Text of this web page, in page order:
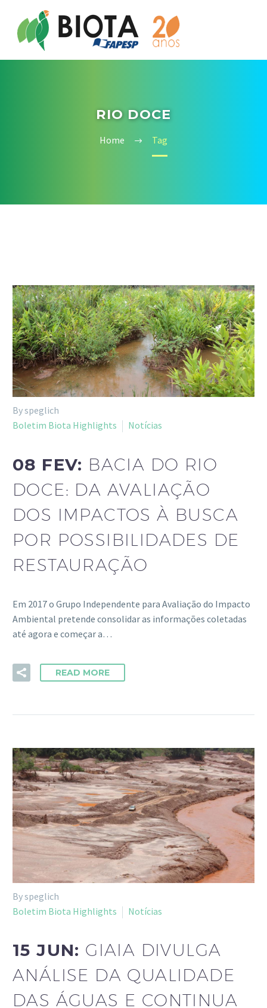
RIO DOCE
Home Tag
By speglich
Boletim Biota Highlights
Notícias
08 FEV: BACIA DO RIO
DOCE: DA AVALIAÇÃO
DOS IMPACTOS À BUSCA
POR POSSIBILIDADES DE
RESTAURAÇÃO
Em 2017 o Grupo Independente para Avaliação do Impacto
Ambiental pretende consolidar as informações coletadas
até agora e começar a…
READ MORE
By speglich
Boletim Biota Highlights
Notícias
15 JUN: GIAIA DIVULGA
ANÁLISE DA QUALIDADE
DAS ÁGUAS E CONTINUA